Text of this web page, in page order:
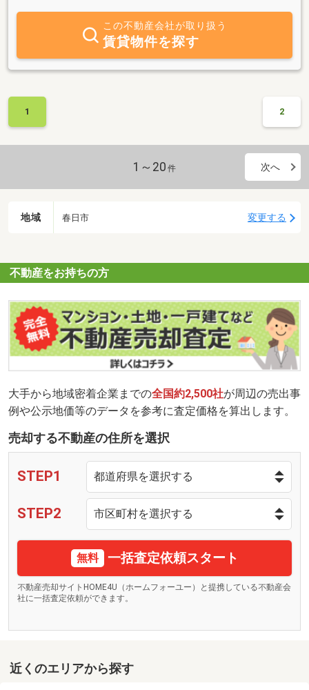
良い面もリスクも正直にお伝えします。前職は新幹線整備。精密さ
が求められる現場で培った観察力と、安全を大切にする姿勢を活か
し、物件を見る際に気になる点があれば一緒に確認しながら検討を
進めます。長く安心して暮らせそうかどうかを、将来のメンテナン
スの視点も含めて丁寧に考えていきます。LINE相談も気軽にどう
します。
この不動産会社が取り扱う
賃貸物件を探す
1 2
1～20 件 次へ
地域 春日市 変更する
不動産をお持ちの方
大手から地域密着企業までの全国約2,500社が周辺の売出事
例や公示地価等のデータを参考に査定価格を算出します。
売却する不動産の住所を選択
STEP1
STEP2
無料 一括査定依頼スタート
不動産売却サイトHOME4U（ホームフォーユー）と提携している不動産会
社に一括査定依頼ができます。
近くのエリアから探す